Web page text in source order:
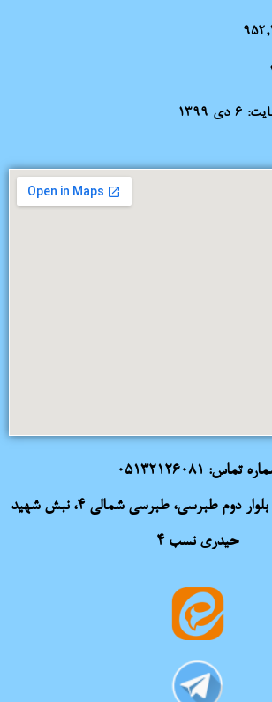
۶ دی ۱۳۹۹
تماس: 05132126081
آدرس: مشهد مقدس، بلوار دوم طبرسی، طبرسی شمالی 4، نبش شهید
حیدری نسب 4